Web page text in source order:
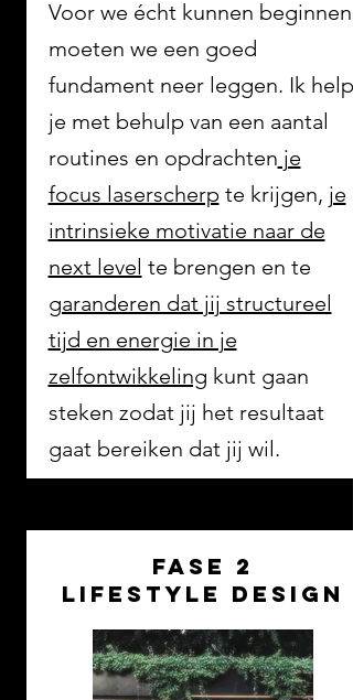
Voor we écht kunnen beginnen
moeten we een goed
fundament neer leggen. Ik help
je met behulp van een aantal
routines en opdrachten je
focus laserscherp te krijgen, je
intrinsieke motivatie naar de
next level te brengen en te
garanderen dat jij structureel
tijd en energie in je
zelfontwikkeling kunt gaan
steken zodat jij het resultaat
gaat bereiken dat jij wil.
fase 2
lifestyle design